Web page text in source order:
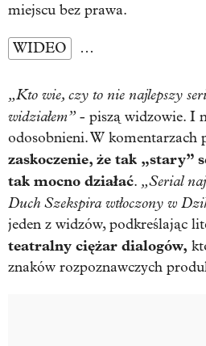
miejscu bez prawa.
WIDEO …
„Kto wie, czy to nie najlepszy
widziałem” - piszą widzowie. I
odosobnieni. W komentarzach
zaskoczenie, że tak „stary”
tak mocno działać. „Serial
Duch Szekspira wtłoczony w
jeden z widzów, podkreślając
teatralny ciężar dialogów,
znaków rozpoznawczych